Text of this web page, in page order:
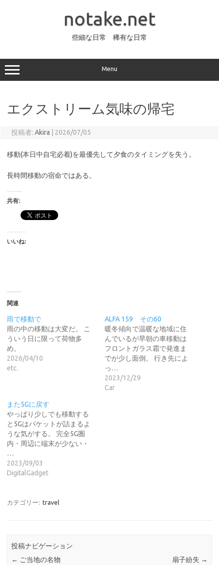
ッ
プ
notake.net
些細な日常 稀有な日常
Menu
エクストリーム気味の帰宅
投稿者: Akira 2026/07/05
移動(本日中自宅必着)を最優先して夕食のタイミングを失う。
長時間移動の宿命ではある。
共有:
いいね:
関連
雨で移動で
雨の中の移動は大変だ。 こ
ういう日に限って荷物多
め。
2026/04/10
etc.
ALFA 159 その60
暖冬傾向で温暖な地域に住
んでいるが早朝の車移動は
フロントガラス霜で発進ま
でが少し面倒。 行き先によ
っ…
2023/12/29
Car
また5Gに戻す
やっぱり少しでも移動する
と5Gはパケットが詰まるよ
うな気がする。 完全5G圏
内・周辺に端末が少ない・
…
2023/09/03
DigitalGadget
カテゴリー: travel
投稿ナビゲーション
← ご当地の名物 扇子紛失 →